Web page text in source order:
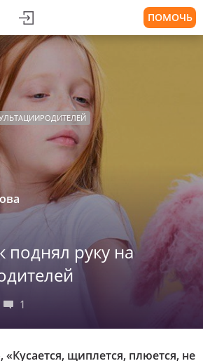
ПОМОЧЬ
поднял руку на
1
щиплется, плюется, не